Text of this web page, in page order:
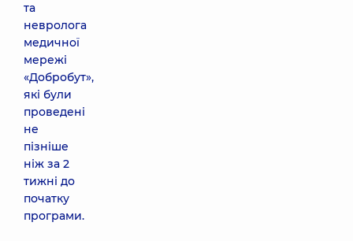
та
невролога
медичної
мережі
«Добробут»,
які були
проведені
не
пізніше
ніж за 2
тижні до
початку
програми.